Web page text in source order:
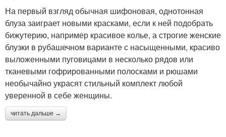
На первый взгляд обычная шифоновая, однотонная
блуза заиграет новыми красками, если к ней подобрать
бижутерию, например красивое колье, а строгие женские
блузки в рубашечном варианте с насыщенными, красиво
выложенными пуговицами в несколько рядов или
тканевыми гофрированными полосками и рюшами
необычайно украсят стильный комплект любой
уверенной в себе женщины.
читать дальше →